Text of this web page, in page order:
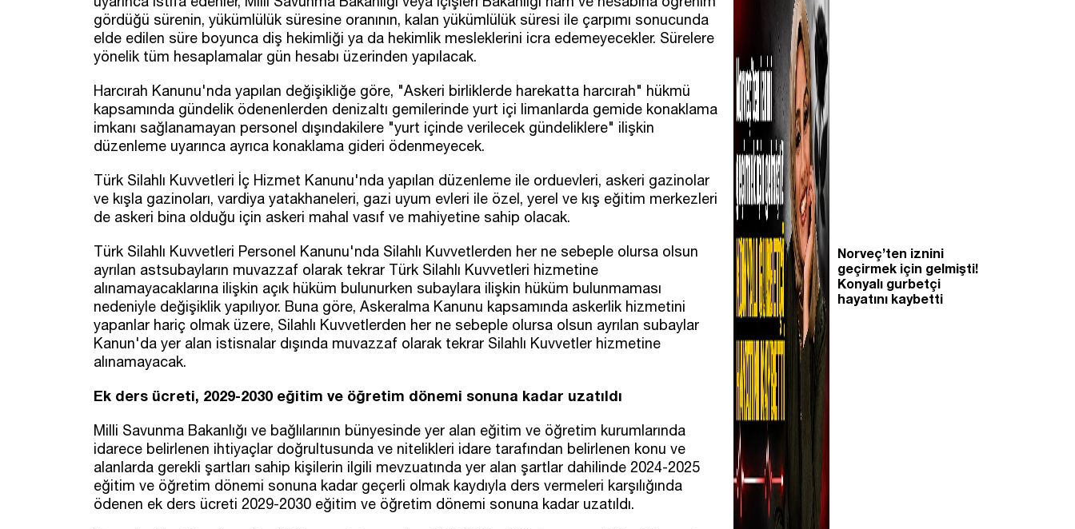
gördüğü sürenin, yükümlülük süresine oranının, kalan yükümlülük süresi ile çarpımı sonucunda
elde edilen süre boyunca diş hekimliği ya da hekimlik mesleklerini icra edemeyecekler. Sürelere
yönelik tüm hesaplamalar gün hesabı üzerinden yapılacak.
Harcırah Kanunu'nda yapılan değişikliğe göre, "Askeri birliklerde harekatta harcırah" hükmü
kapsamında gündelik ödenenlerden denizaltı gemilerinde yurt içi limanlarda gemide konaklama
imkanı sağlanamayan personel dışındakilere "yurt içinde verilecek gündeliklere" ilişkin
düzenleme uyarınca ayrıca konaklama gideri ödenmeyecek.
Türk Silahlı Kuvvetleri İç Hizmet Kanunu'nda yapılan düzenleme ile orduevleri, askeri gazinolar
ve kışla gazinoları, vardiya yatakhaneleri, gazi uyum evleri ile özel, yerel ve kış eğitim merkezleri
de askeri bina olduğu için askeri mahal vasıf ve mahiyetine sahip olacak.
Türk Silahlı Kuvvetleri Personel Kanunu'nda Silahlı Kuvvetlerden her ne sebeple olursa olsun
ayrılan astsubayların muvazzaf olarak tekrar Türk Silahlı Kuvvetleri hizmetine
alınamayacaklarına ilişkin açık hüküm bulunurken subaylara ilişkin hüküm bulunmaması
nedeniyle değişiklik yapılıyor. Buna göre, Askeralma Kanunu kapsamında askerlik hizmetini
yapanlar hariç olmak üzere, Silahlı Kuvvetlerden her ne sebeple olursa olsun ayrılan subaylar
Kanun'da yer alan istisnalar dışında muvazzaf olarak tekrar Silahlı Kuvvetler hizmetine
alınamayacak.
Ek ders ücreti, 2029-2030 eğitim ve öğretim dönemi sonuna kadar uzatıldı
Milli Savunma Bakanlığı ve bağlılarının bünyesinde yer alan eğitim ve öğretim kurumlarında
idarece belirlenen ihtiyaçlar doğrultusunda ve nitelikleri idare tarafından belirlenen konu ve
alanlarda gerekli şartları sahip kişilerin ilgili mevzuatında yer alan şartlar dahilinde 2024-2025
eğitim ve öğretim dönemi sonuna kadar geçerli olmak kaydıyla ders vermeleri karşılığında
ödenen ek ders ücreti 2029-2030 eğitim ve öğretim dönemi sonuna kadar uzatıldı.
Norveç’ten iznini
geçirmek için gelmişti!
Konyalı gurbetçi
hayatını kaybetti